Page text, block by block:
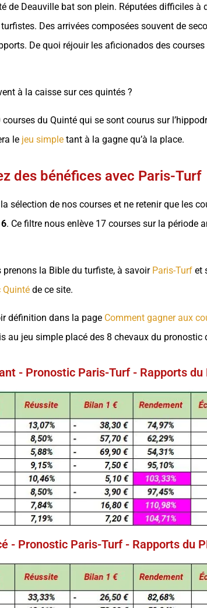
de Deauville bat son plein. Réputées difficiles à
Des arrivées composées souvent de
De quoi réjouir les aficionados des
à la caisse sur ces quintés ?
du Quinté qui se sont courus sur
le jeu simple tant à la gagne qu’à la place.
des bénéfices avec Paris-Turf
sélection de nos courses et ne retenir que les
. Ce filtre nous enlève 17 courses sur la période
la Bible du turfiste, à savoir Paris-Turf et
Quinté de ce site.
définition dans la page Comment gagner aux
au jeu simple placé des 8 chevaux du pronostic
- Pronostic Paris-Turf - Rapports du
- Pronostic Paris-Turf - Rapports du